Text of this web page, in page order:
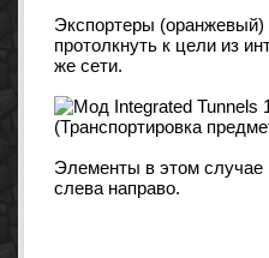
Экспортеры (оранжевый)
протолкнуть к цели из
же сети.
Элементы в этом случае
слева направо.